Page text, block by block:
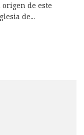
origen de este
de...